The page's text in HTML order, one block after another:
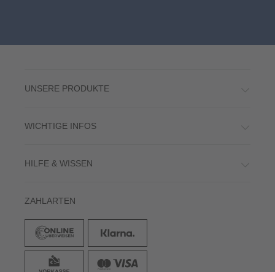
UNSERE PRODUKTE
WICHTIGE INFOS
HILFE & WISSEN
ZAHLARTEN